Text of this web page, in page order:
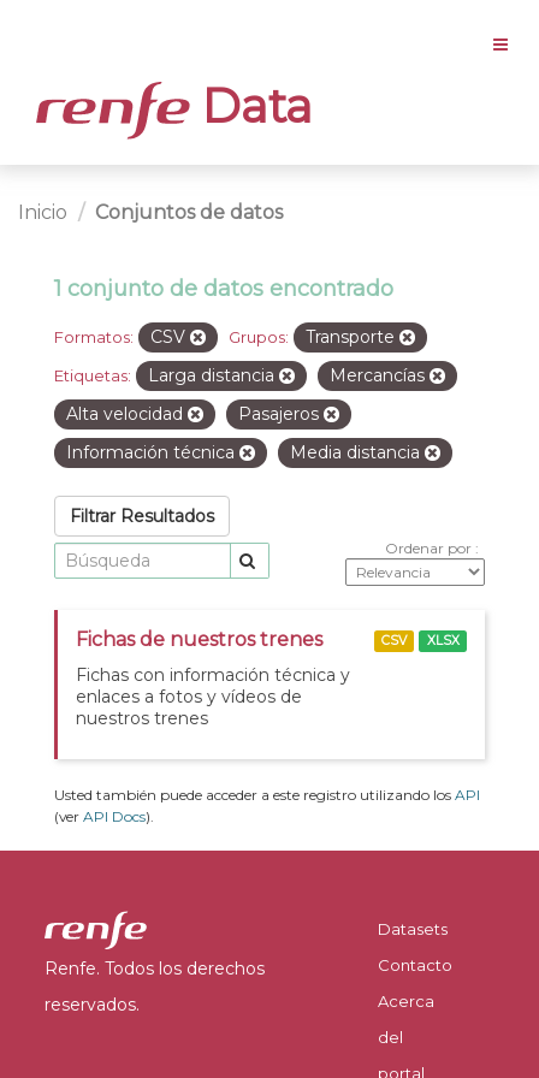
Data
Inicio Conjuntos de datos
1 conjunto de datos encontrado
Formatos: CSV Grupos: Transporte
Etiquetas: Larga distancia
Mercancías
Alta velocidad
Pasajeros
Información técnica
Media distancia
Filtrar Resultados
Ordenar por
Fichas de nuestros trenes
Fichas con información técnica y
enlaces a fotos y vídeos de
nuestros trenes
CSV XLSX
Usted también puede acceder a este registro utilizando los API
(ver API Docs).
Renfe. Todos los derechos
reservados.
Datasets
Contacto
Acerca
del
portal